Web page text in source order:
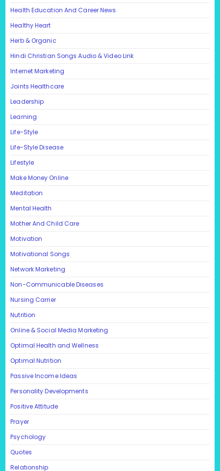
Health Education And Career News
Healthy Heart
Herb & Organic
Hindi Christian Songs Audio & Video Link
Internet Marketing
Joints Healthcare
Leadership
Learning
Life-Style
Life-Style Disease
Lifestyle
Make Money Online
Meditation
Mental Health
Mother And Child Care
Motivation
Motivational Songs
Network Marketing
Non-Communicable Diseases
Nursing Carrier
Nutrition
Online & Social Media Marketing
Optimal Health and Wellness
Optimal Nutrition
Passive Income Ideas
Personality Developments
Positive Attitude
Prayer
Psychology
Quotes
Relationship